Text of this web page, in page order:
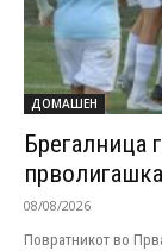
ДОМАШЕН
Брегалница
08/08/2026
Повратникот во